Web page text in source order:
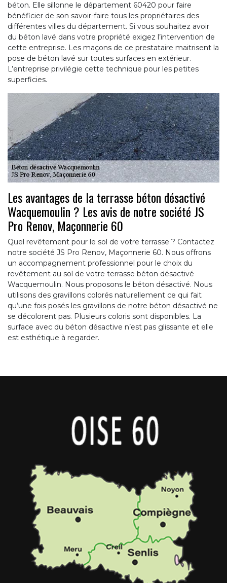
béton. Elle sillonne le département 60420 pour faire
bénéficier de son savoir-faire tous les propriétaires des
différentes villes du département. Si vous souhaitez avoir
du béton lavé dans votre propriété exigez l’intervention de
cette entreprise. Les maçons de ce prestataire maitrisent la
pose de béton lavé sur toutes surfaces en extérieur.
L’entreprise privilégie cette technique pour les petites
superficies.
Les avantages de la terrasse béton désactivé
Wacquemoulin ? Les avis de notre société JS
Pro Renov, Maçonnerie 60
Quel revêtement pour le sol de votre terrasse ? Contactez
notre société JS Pro Renov, Maçonnerie 60. Nous offrons
un accompagnement professionnel pour le choix du
revêtement au sol de votre terrasse béton désactivé
Wacquemoulin. Nous proposons le béton désactivé. Nous
utilisons des gravillons colorés naturellement ce qui fait
qu’une fois posés les gravillons de notre béton désactivé ne
se décolorent pas. Plusieurs coloris sont disponibles. La
surface avec du béton désactive n’est pas glissante et elle
est esthétique à regarder.